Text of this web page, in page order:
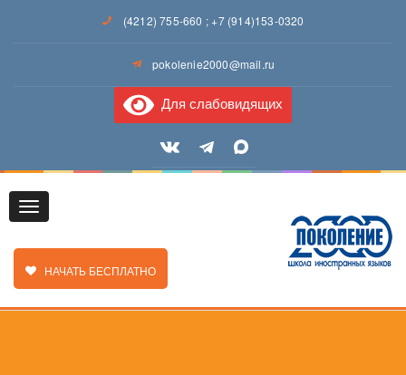
(4212) 755-660 ;+7 (914)153-0320
pokolenie2000@mail.ru
Для слабовидящих
Toggle
ЗАКАЗАТЬ ЗВОНОК
НАЧАТЬ БЕСПЛАТНО